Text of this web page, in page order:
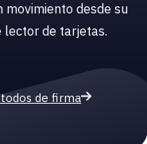
movimiento desde su
lector de tarjetas.
de firma